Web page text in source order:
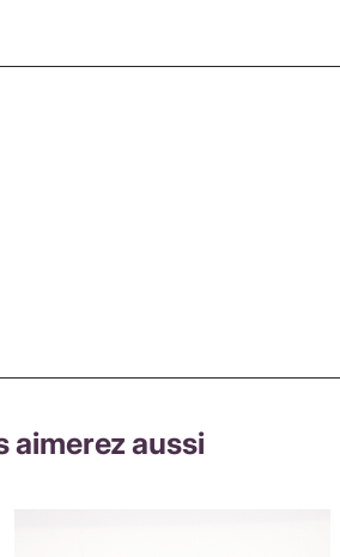
aimerez aussi